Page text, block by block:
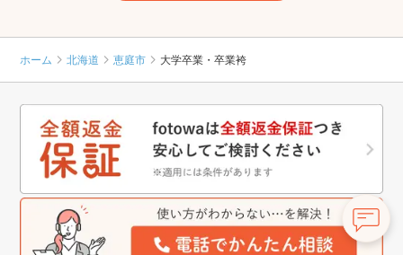
ホーム 北海道 恵庭市 大学卒業・卒業袴